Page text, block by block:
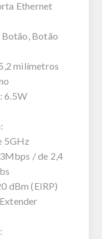
Ethernet
Botão, Botão
milímetros
6.5W
5GHz
/ de 2,4
dBm (EIRP)